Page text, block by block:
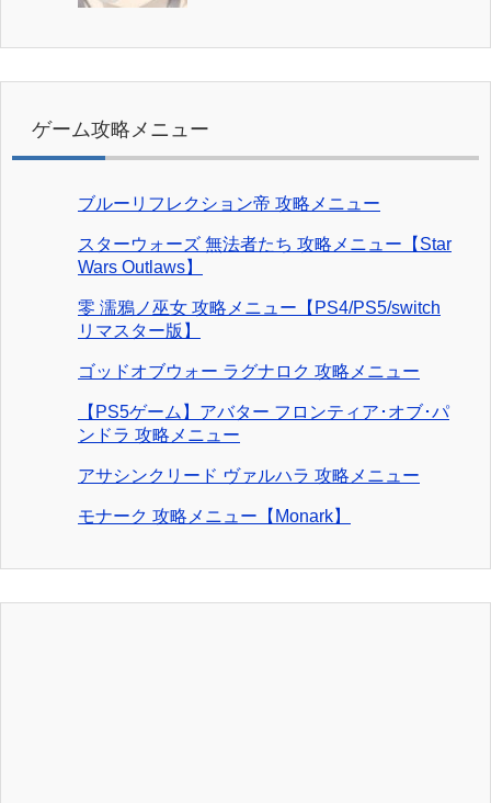
ゲーム攻略メニュー
ブルーリフレクション帝 攻略メニュー
スターウォーズ 無法者たち 攻略メニュー【Star
Wars Outlaws】
零 濡鴉ノ巫女 攻略メニュー【PS4/PS5/switch
リマスター版】
ゴッドオブウォー ラグナロク 攻略メニュー
【PS5ゲーム】アバター フロンティア･オブ･パ
ンドラ 攻略メニュー
アサシンクリード ヴァルハラ 攻略メニュー
モナーク 攻略メニュー【Monark】